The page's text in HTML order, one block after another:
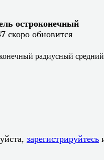
остроконечный
скоро обновится
радиусный
зарегистрируйтесь